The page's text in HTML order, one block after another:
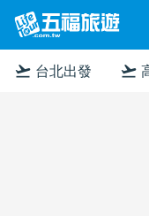
flight_takeoff 台北出發 flight_takeoff